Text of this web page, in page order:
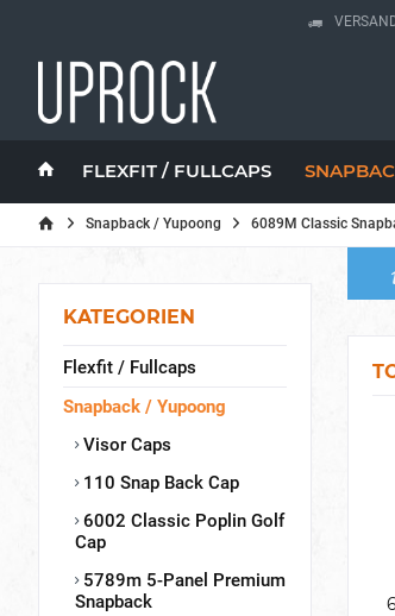
FLEXFIT / FULLCAPS
Snapback / Yupoong 6089M Classic
KATEGORIEN
Flexfit / Fullcaps
Snapback / Yupoong
Visor Caps
110 Snap Back Cap
6002 Classic Poplin Golf
Cap
5789m 5-Panel Premium
Snapback